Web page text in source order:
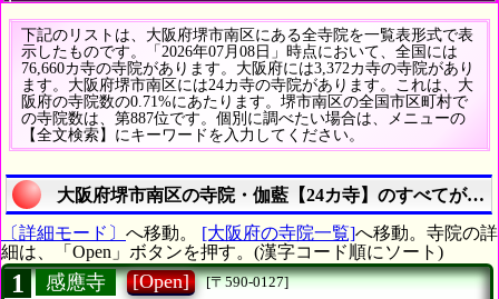
下記のリストは、大阪府堺市南区にある全寺院を一覧表形式で表
示したものです。「2026年07月08日」時点において、全国には
76,660カ寺の寺院があります。大阪府には3,372カ寺の寺院があり
ます。大阪府堺市南区には24カ寺の寺院があります。これは、大
阪府の寺院数の0.71%にあたります。堺市南区の全国市区町村で
の寺院数は、第887位です。個別に調べたい場合は、メニューの
【全文検索】にキーワードを入力してください。
大阪府堺市南区の寺院・伽藍【24カ寺】のすべてがわ
〔詳細モード〕 へ移動。 [大阪府の寺院一覧]へ移動。寺院の詳
細は、「Open」ボタンを押す。(漢字コード順にソート)
1 感應寺 [Open]
[〒590-0127]